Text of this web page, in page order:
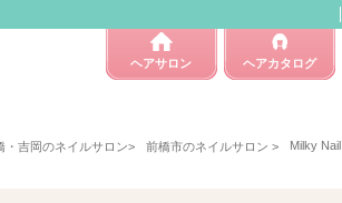
ヘアサロン ヘアカタログ
・吉岡のネイルサロン> 前橋市のネイルサロン > Milky Nail